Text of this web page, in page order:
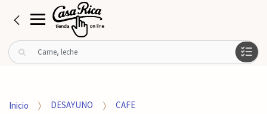
B
u
rInicio DESAYUNO CAFE